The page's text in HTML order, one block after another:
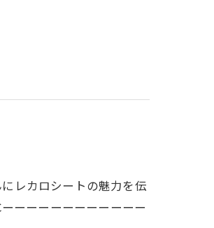
レカロシートの魅力を伝
ーーーーーーーーーーー